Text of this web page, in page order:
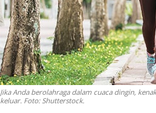
Jika Anda berolahraga dalam cuaca dingin,
keluar. Foto: Shutterstock.